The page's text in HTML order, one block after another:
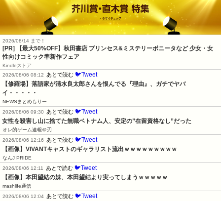
2026/08/14 まで！
[PR] 【最大50%OFF】秋田書店 プリンセス&ミステリーボニータなど 少女・女
性向けコミック準新作フェア
Kindleストア
2026/08/06 08:12
あとで読む 🐦Tweet
【修羅場】落語家が清水良太郎さんを恨んでる『理由』、ガチでヤバ
イ・・・・・
NEWSまとめもりー
2026/08/06 09:30
あとで読む 🐦Tweet
女性を殺害し山に捨てた無職ベトナム人、安定の”在留資格なし”だった
オレ的ゲーム速報＠刃
2026/08/06 12:16
あとで読む 🐦Tweet
【画像】VIVANTキャストのギャラリスト流出ｗｗｗｗｗｗｗｗｗ
なんJ PRIDE
2026/08/06 12:11
あとで読む 🐦Tweet
【画像】本田望結の妹、本田望結より実ってしまうｗｗｗｗｗ
mashlife通信
2026/08/06 12:04 あとで読む 🐦Tweet